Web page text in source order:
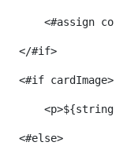
<#assign
</#if>
<#if cardImage>
<#else>